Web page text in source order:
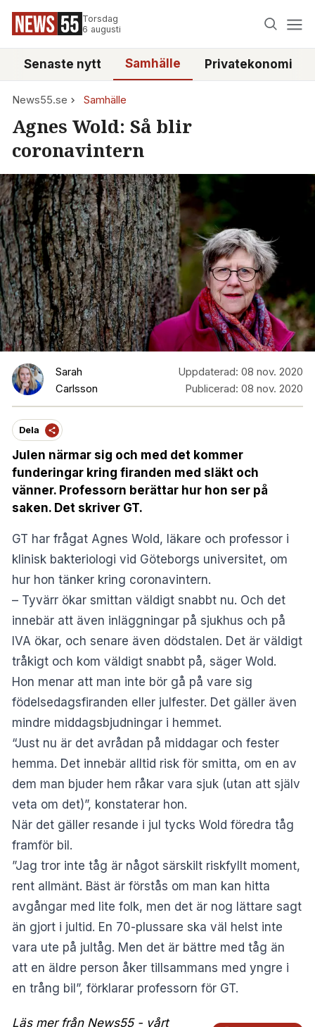
Torsdag
6 augusti
Senaste nytt Samhälle Privatekonomi
News55.se Samhälle
Agnes Wold: Så blir
coronavintern
Sarah
Carlsson
Uppdaterad: 08 nov. 2020
Publicerad: 08 nov. 2020
Dela
Julen närmar sig och med det kommer
funderingar kring firanden med släkt och
vänner. Professorn berättar hur hon ser på
saken. Det skriver GT.
GT har frågat Agnes Wold, läkare och professor i
klinisk bakteriologi vid Göteborgs universitet, om
hur hon tänker kring coronavintern.
– Tyvärr ökar smittan väldigt snabbt nu. Och det
innebär att även inläggningar på sjukhus och på
IVA ökar, och senare även dödstalen. Det är väldigt
tråkigt och kom väldigt snabbt på, säger Wold.
Hon menar att man inte bör gå på vare sig
födelsedagsfiranden eller julfester. Det gäller även
mindre middagsbjudningar i hemmet.
“Just nu är det avrådan på middagar och fester
hemma. Det innebär alltid risk för smitta, om en av
dem man bjuder hem råkar vara sjuk (utan att själv
veta om det)”, konstaterar hon.
När det gäller resande i jul tycks Wold föredra tåg
framför bil.
”Jag tror inte tåg är något särskilt riskfyllt moment,
rent allmänt. Bäst är förstås om man kan hitta
avgångar med lite folk, men det är nog lättare sagt
än gjort i jultid. En 70-plussare ska väl helst inte
vara ute på jultåg. Men det är bättre med tåg än
att en äldre person åker tillsammans med yngre i
en trång bil”, förklarar professorn för GT.
Läs mer från News55 - vårt